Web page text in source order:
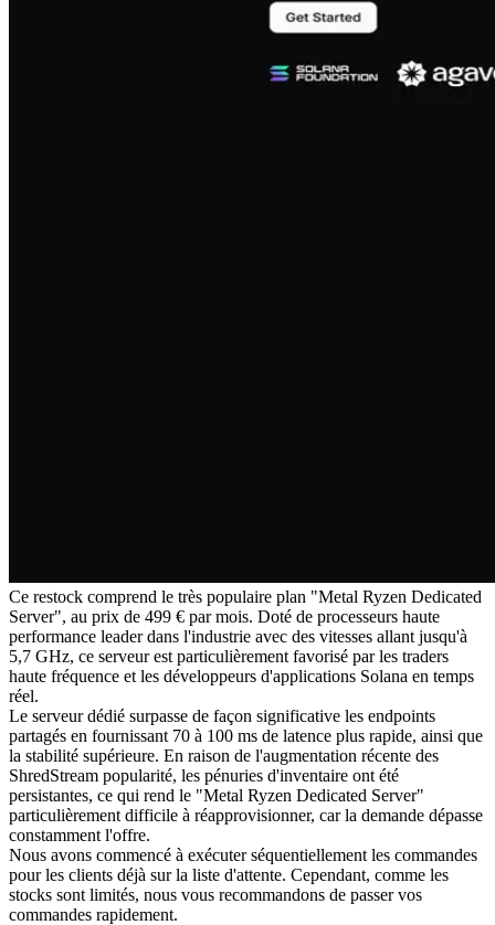
Ce restock comprend le très populaire plan "Metal Ryzen Dedicated
Server", au prix de 499 € par mois. Doté de processeurs haute
performance leader dans l'industrie avec des vitesses allant jusqu'à
5,7 GHz, ce serveur est particulièrement favorisé par les traders
haute fréquence et les développeurs d'applications Solana en temps
réel.
Le serveur dédié surpasse de façon significative les endpoints
partagés en fournissant 70 à 100 ms de latence plus rapide, ainsi que
la stabilité supérieure. En raison de l'augmentation récente des
ShredStream popularité, les pénuries d'inventaire ont été
persistantes, ce qui rend le "Metal Ryzen Dedicated Server"
particulièrement difficile à réapprovisionner, car la demande dépasse
constamment l'offre.
Nous avons commencé à exécuter séquentiellement les commandes
pour les clients déjà sur la liste d'attente. Cependant, comme les
stocks sont limités, nous vous recommandons de passer vos
commandes rapidement.